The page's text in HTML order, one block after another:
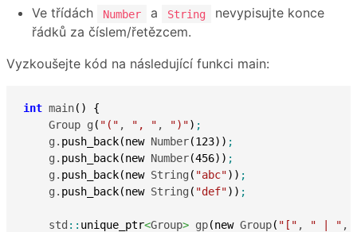
Ve třídách
Number a String
nevypisujte konce
řádků za číslem/řetězcem.
Vyzkoušejte kód na následující funkci main:
int main( )
{
    Group g
( "(" , ", " , ")") ;
    g.
push_back(new Number(123) ) ;
    g.
push_back(new Number(456) ) ;
    g.
push_back(new String ( "abc") ) ;
    g.
push_back(new String ( "def") ) ;
    std
:: unique_ptr<Group> gp(new Group( "[" , " | " ,